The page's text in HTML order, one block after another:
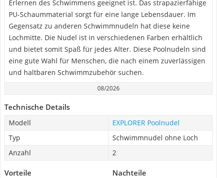
Erlernen des Schwimmens geeignet ist. Das strapazierfähige
PU-Schaummaterial sorgt für eine lange Lebensdauer. Im
Gegensatz zu anderen Schwimmnudeln hat diese keine
Lochmitte. Die Nudel ist in verschiedenen Farben erhältlich
und bietet somit Spaß für jedes Alter. Diese Poolnudeln sind
eine gute Wahl für Menschen, die nach einem zuverlässigen
und haltbaren Schwimmzubehör suchen.
08/2026
Technische Details
Modell
EXPLORER Poolnudel
Typ
Schwimmnudel ohne Loch
Anzahl
2
Vorteile Nachteile